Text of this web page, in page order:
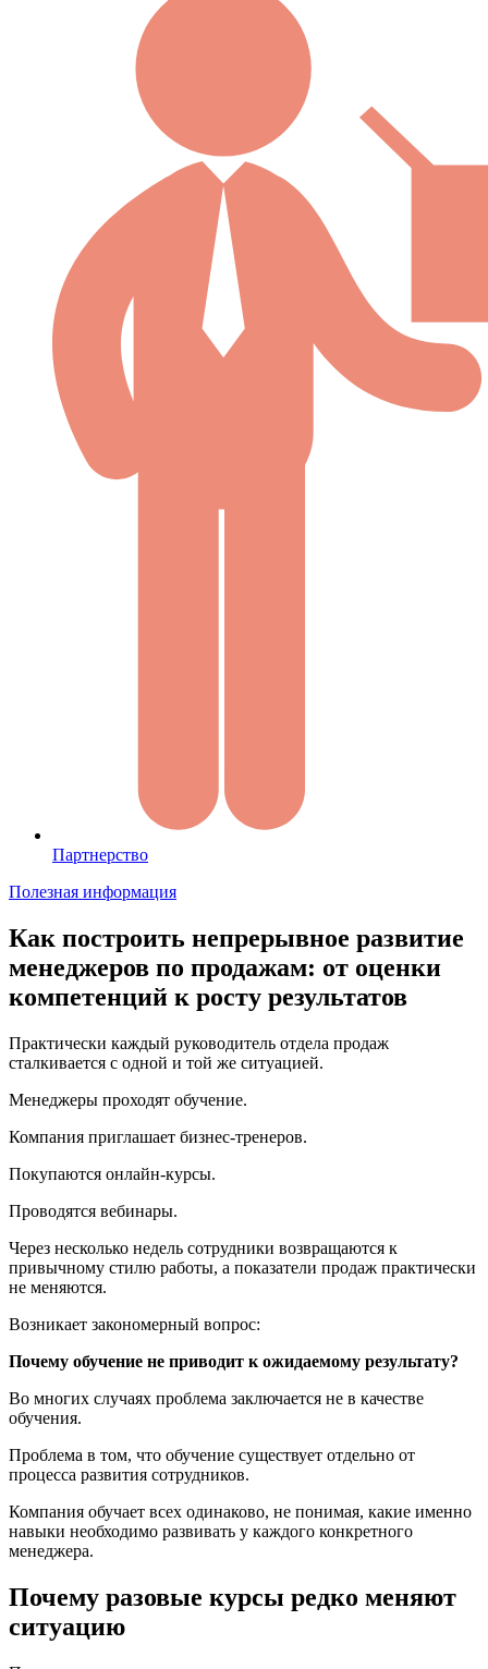
Партнерство
Полезная информация
Как построить непрерывное развитие
менеджеров по продажам: от оценки
компетенций к росту результатов
Практически каждый руководитель отдела продаж
сталкивается с одной и той же ситуацией.
Менеджеры проходят обучение.
Компания приглашает бизнес-тренеров.
Покупаются онлайн-курсы.
Проводятся вебинары.
Через несколько недель сотрудники возвращаются к
привычному стилю работы, а показатели продаж практически
не меняются.
Возникает закономерный вопрос:
Почему обучение не приводит к ожидаемому результату?
Во многих случаях проблема заключается не в качестве
обучения.
Проблема в том, что обучение существует отдельно от
процесса развития сотрудников.
Компания обучает всех одинаково, не понимая, какие именно
навыки необходимо развивать у каждого конкретного
менеджера.
Почему разовые курсы редко меняют
ситуацию